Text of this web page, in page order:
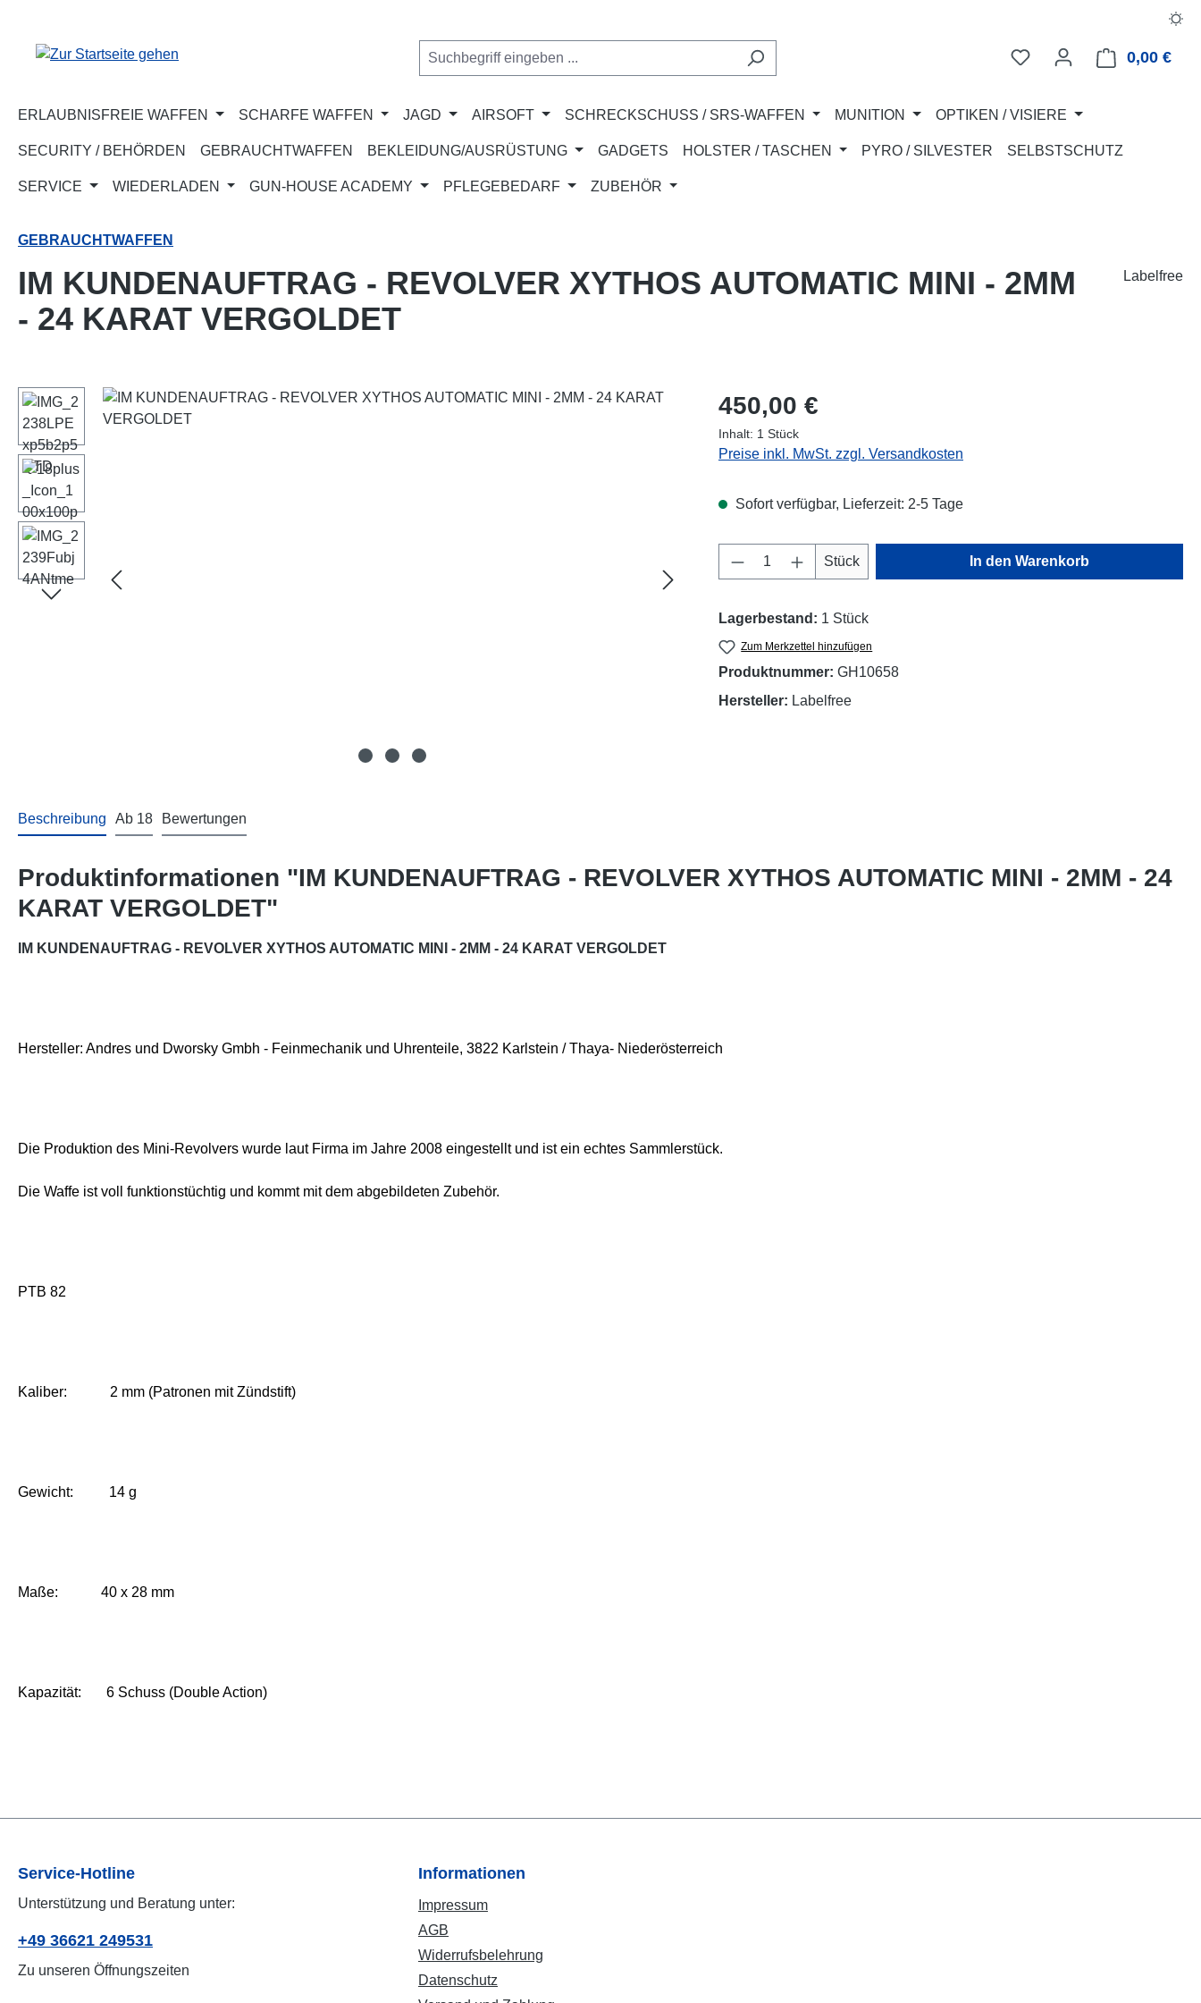
0,00 €
ERLAUBNISFREIE WAFFEN SCHARFE WAFFEN JAGD AIRSOFT SCHRECKSCHUSS / SRS-WAFFEN MUNITION OPTIKEN / VISIERE
SECURITY / BEHÖRDEN GEBRAUCHTWAFFEN BEKLEIDUNG/AUSRÜSTUNG GADGETS HOLSTER / TASCHEN PYRO / SILVESTER SELBSTSCHUTZ
SERVICE WIEDERLADEN GUN-HOUSE ACADEMY PFLEGEBEDARF ZUBEHÖR
GEBRAUCHTWAFFEN
IM KUNDENAUFTRAG - REVOLVER XYTHOS AUTOMATIC MINI - 2MM
- 24 KARAT VERGOLDET
Labelfree
Regulärer Preis:
450,00 €
Inhalt: 1 Stück
Preise inkl. MwSt. zzgl. Versandkosten
Sofort verfügbar, Lieferzeit: 2-5 Tage
Produkt Anzahl: Gib den gewünschten Wert ein
Stück In den Warenkorb
Lagerbestand: 1 Stück
Zum Merkzettel hinzufügen
Produktnummer: GH10658
Hersteller: Labelfree
Beschreibung Ab 18 Bewertungen
Produktinformationen "IM KUNDENAUFTRAG - REVOLVER XYTHOS AUTOMATIC MINI - 2MM - 24
KARAT VERGOLDET"
IM KUNDENAUFTRAG - REVOLVER XYTHOS AUTOMATIC MINI - 2MM - 24 KARAT VERGOLDET
Hersteller: Andres und Dworsky Gmbh - Feinmechanik und Uhrenteile, 3822 Karlstein / Thaya- Niederösterreich
Die Produktion des Mini-Revolvers wurde laut Firma im Jahre 2008 eingestellt und ist ein echtes Sammlerstück.
Die Waffe ist voll funktionstüchtig und kommt mit dem abgebildeten Zubehör.
PTB 82
Kaliber: 2 mm (Patronen mit Zündstift)
Gewicht: 14 g
Maße: 40 x 28 mm
Kapazität: 6 Schuss (Double Action)
Service-Hotline
Unterstützung und Beratung unter:
+49 36621 249531
Zu unseren Öffnungszeiten
Informationen
Impressum
AGB
Widerrufsbelehrung
Datenschutz